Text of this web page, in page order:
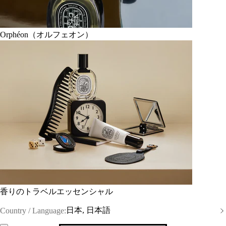
Orphéon（オルフェオン）
香りのトラベルエッセンシャル
Country / Language: 日本, 日本語